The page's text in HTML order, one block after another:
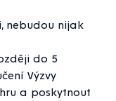
nebudou nijak
do 5
Výzvy
a poskytnout